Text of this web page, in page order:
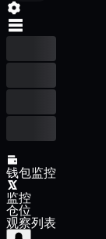
钱包监控
监控
仓位
观察列表